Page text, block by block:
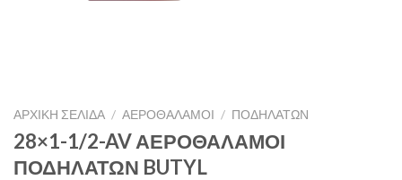
ΑΡΧΙΚΉ ΣΕΛΊΔΑ / ΑΕΡΟΘΑΛΑΜΟΙ / ΠΟΔΗΛΆΤΩΝ
28×1-1/2-AV ΑΕΡΟΘΑΛΑΜΟΙ
ΠΟΔΗΛΑΤΩΝ BUTYL